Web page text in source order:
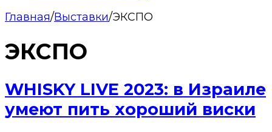
Главная/Выставки/ЭКСПО
ЭКСПО
WHISKY LIVE 2023: в Израиле
умеют пить хороший виски